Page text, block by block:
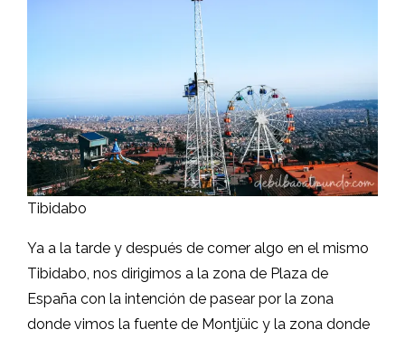
Tibidabo
Ya a la tarde y después de comer algo en el mismo
Tibidabo, nos dirigimos a la zona de Plaza de
España con la intención de pasear por la zona
donde vimos la fuente de Montjüic y la zona donde